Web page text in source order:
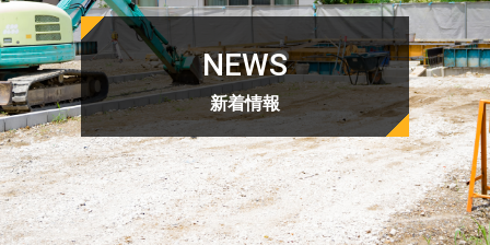
NEWS
新着情報